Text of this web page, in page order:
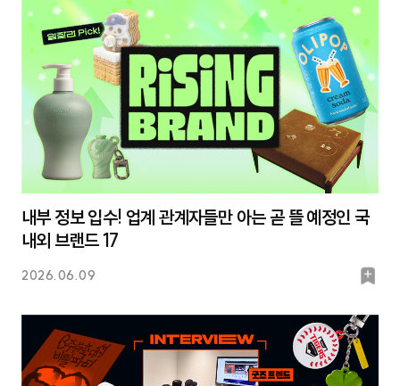
크
내부 정보 입수! 업계 관계자들만 아는 곧 뜰 예정인 국
내외 브랜드 17
2026.06.09
북
크